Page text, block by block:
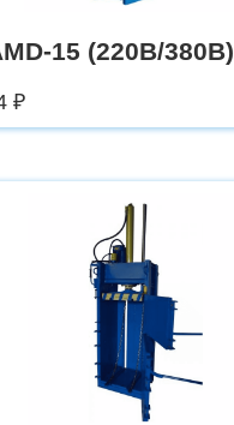
15 (220В/380В)
₽